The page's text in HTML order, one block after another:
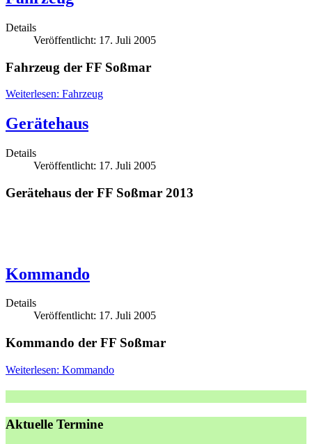
Details
Veröffentlicht: 17. Juli 2005
Fahrzeug der FF Soßmar
Weiterlesen: Fahrzeug
Gerätehaus
Details
Veröffentlicht: 17. Juli 2005
Gerätehaus der FF Soßmar 2013
Kommando
Details
Veröffentlicht: 17. Juli 2005
Kommando der FF Soßmar
Weiterlesen: Kommando
Aktuelle Termine